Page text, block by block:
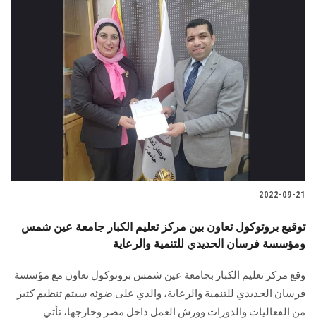
هيئة التدريس
الدراسات العليا
الزائـرون
2022-09-21
توقيع بروتوكول تعاون بين مركز تعليم الكبار جامعة عين شمس
ومؤسسة فرسان الحديدي للتنمية والرعاية
وقع مركز تعليم الكبار بجامعة عين شمس بروتوكول تعاون مع مؤسسة
فرسان الحديدي للتنمية والرعاية، والذي على ضوئه سيتم تنظيم كثير
من الفعاليات والدورات وورش العمل داخل مصر وخارجها، تأتي